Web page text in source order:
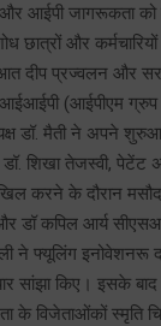
और आईपी जागरूकता को
छात्रों और
दीप प्रज्वलन और
(आईपीएम ग्रुप )
डॉ. मैती ने अपने
शिखा तेजस्वी, पेटेंट
करने के दौरान
डॉ कपिल आर्य
ने फ्यूलिंग
सांझा किए। इसके
के विजेताओंकों स्मृति